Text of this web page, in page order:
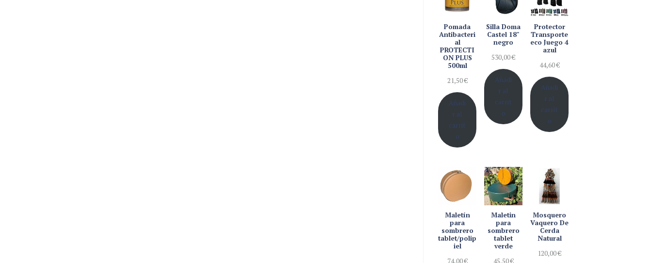
Pomada
Antibacteri
al
PROTECTI
ON PLUS
500ml
21,50€
Añadi
r al
carrit
o
Silla Doma
Castel 18"
negro
530,00€
Añadi
r al
carrit
o
Protector
Transporte
eco Juego 4
azul
44,60€
Añadi
r al
carrit
o
Maletín
para
sombrero
tablet/polip
iel
74,00€
Maletin
para
sombrero
tablet
verde
45,50€
Mosquero
Vaquero De
Cerda
Natural
120,00€